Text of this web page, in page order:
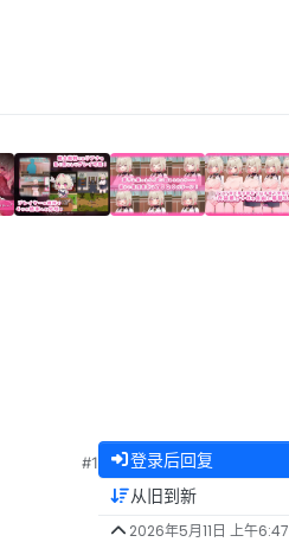
#1 登录后回复
从旧到新
2026年5月11日 上午6:47